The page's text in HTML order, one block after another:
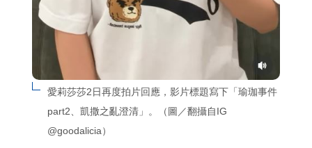
愛莉莎莎2日再度拍片回應，影片標題寫下「瑜珈事件
part2、凱撒之亂澄清」。（圖／翻攝自IG
@goodalicia）